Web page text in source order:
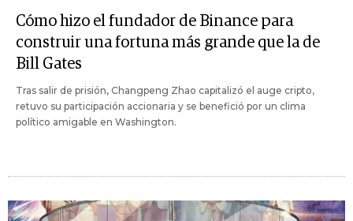
Cómo hizo el fundador de Binance para
construir una fortuna más grande que la de
Bill Gates
Tras salir de prisión, Changpeng Zhao capitalizó el auge cripto,
retuvo su participación accionaria y se benefició por un clima
político amigable en Washington.